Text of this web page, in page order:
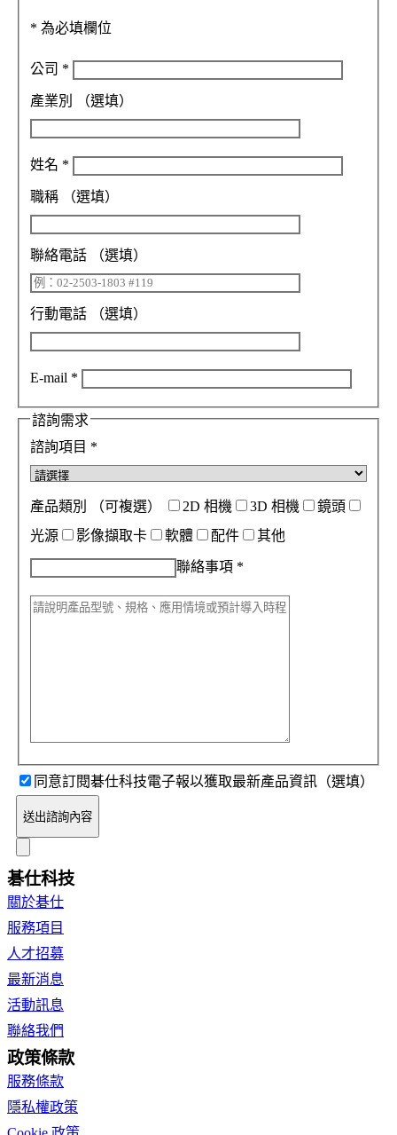
* 為必填欄位
公司 *
產業別 （選填）
姓名 *
職稱 （選填）
聯絡電話 （選填）
行動電話 （選填）
E-mail *
諮詢需求
諮詢項目 *
產品類別 （可複選） 2D 相機 3D 相機
鏡頭
光源
影像擷取卡 軟體 配件 其他
聯絡事項 *
同意訂閱碁仕科技電子報以獲取最新產品資訊（選填）
送出諮詢內容
碁仕科技
關於碁仕
服務項目
人才招募
最新消息
活動訊息
聯絡我們
政策條款
服務條款
隱私權政策